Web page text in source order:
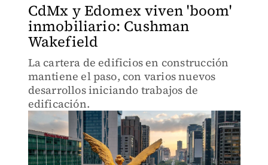
CdMx y Edomex viven 'boom'
inmobiliario: Cushman
Wakefield
La cartera de edificios en construcción
mantiene el paso, con varios nuevos
desarrollos iniciando trabajos de
edificación.